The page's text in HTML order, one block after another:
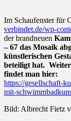
Im Schaufenster für
verbindet.de/wp-
der brandneuen
– 67 das Mosaik
künstlerischen
beteiligt hat.
findet man hier:
https://gesellschaft-
mit-
Bild: Albrecht Fietz